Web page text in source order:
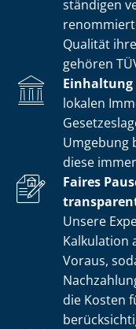
stän­di­gen
Qualität
gehören
Einhaltung
lokalen
Umgebung
diese
Faires
Unsere
Kalkulation
Voraus,
die Kosten